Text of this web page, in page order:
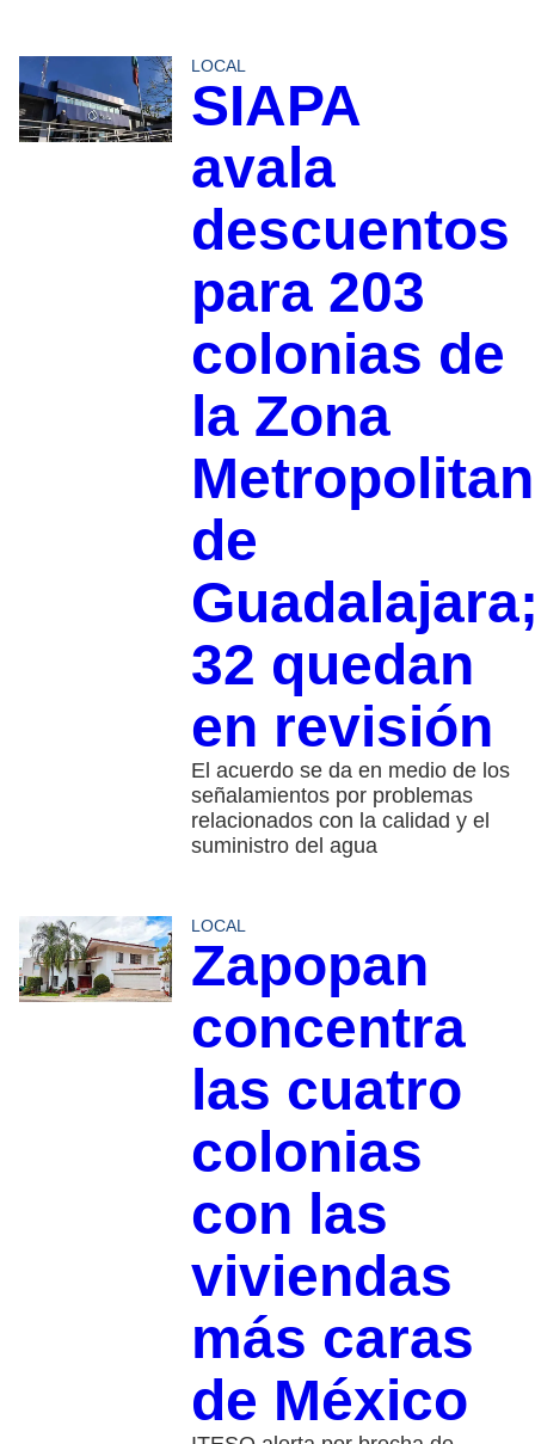
LOCAL
SIAPA
avala
descuentos
para 203
colonias de
la Zona
de
32 quedan
en revisión
El acuerdo se da en medio de los
señalamientos por problemas
relacionados con la calidad y el
suministro del agua
LOCAL
Zapopan
concentra
las cuatro
colonias
con las
viviendas
más caras
de México